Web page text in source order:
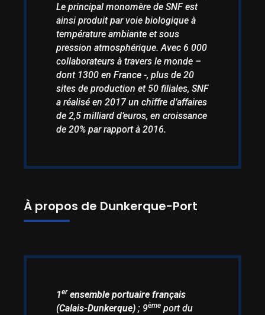
Le principal monomère de SNF est
ainsi produit par voie biologique à
température ambiante et sous
pression atmosphérique. Avec 6 000
collaborateurs à travers le monde –
dont 1300 en France -, plus de 20
sites de production et 50 filiales, SNF
a réalisé en 2017 un chiffre d’affaires
de 2,5 milliard d’euros, en croissance
de 20% par rapport à 2016.
À propos de Dunkerque-Port
1erensemble portuaire français
(Calais-Dunkerque) ; 9ème port du